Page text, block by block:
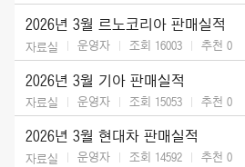
2026년 3월 르노코리아 판매실적
자료실 운영자 조회 16003 추천 0
2026년 3월 기아 판매실적
자료실 운영자 조회 15053 추천 0
2026년 3월 현대차 판매실적
자료실 운영자 조회 14592 추천 0